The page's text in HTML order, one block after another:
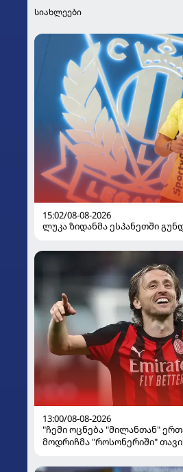
სიახლეები
15:02/08-08-2026
ლუკა ზიდანმა ესპანეთში
13:00/08-08-2026
"ჩემი ოცნება "მილანთან"
მოდრიჩმა "როსონერიში"